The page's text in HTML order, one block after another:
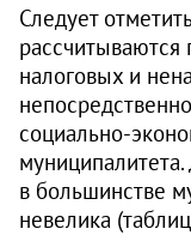
Следует
налоговых и
социально-
в большинстве
невелика